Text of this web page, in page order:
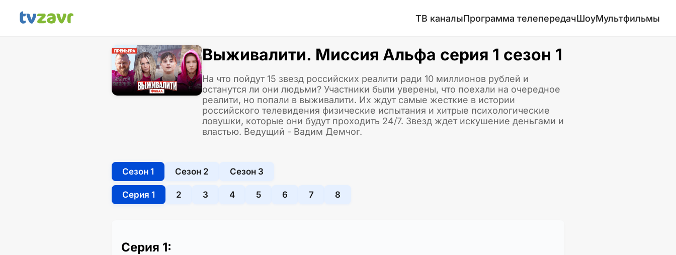
ТВ каналыПрограмма телепередачШоуМультфильмы
Выживалити. Миссия Альфа серия 1 сезон 1
На что пойдут 15 звезд российских реалити ради 10 миллионов рублей и
останутся ли они людьми? Участники были уверены, что поехали на очередное
реалити, но попали в выживалити. Их ждут самые жесткие в истории
российского телевидения физические испытания и хитрые психологические
ловушки, которые они будут проходить 24/7. Звезд ждет искушение деньгами и
властью. Ведущий - Вадим Демчог.
Сезон 1 Сезон 2 Сезон 3
Серия 1 2 3 4 5 6 7 8
Серия 1: